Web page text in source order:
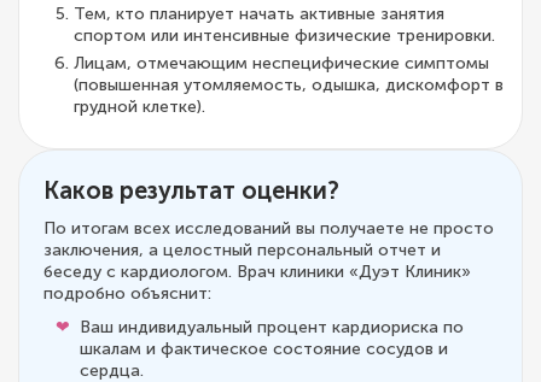
Тем, кто планирует начать активные занятия
спортом или интенсивные физические тренировки.
Лицам, отмечающим неспецифические симптомы
(повышенная утомляемость, одышка, дискомфорт в
грудной клетке).
Каков результат оценки?
По итогам всех исследований вы получаете не просто
заключения, а целостный персональный отчет и
беседу с кардиологом. Врач клиники «Дуэт Клиник»
подробно объяснит:
Ваш индивидуальный процент кардиориска по
шкалам и фактическое состояние сосудов и
сердца.